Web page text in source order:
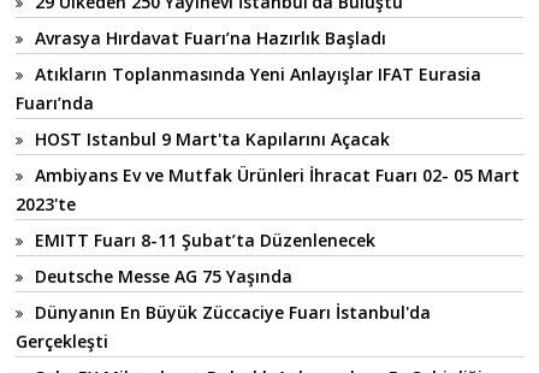
Avrasya Hırdavat Fuarı’na Hazırlık Başladı
Atıkların Toplanmasında Yeni Anlayışlar IFAT Eurasia
Fuarı’nda
HOST Istanbul 9 Mart'ta Kapılarını Açacak
Ambiyans Ev ve Mutfak Ürünleri İhracat Fuarı 02- 05 Mart
2023'te
EMITT Fuarı 8-11 Şubat’ta Düzenlenecek
Deutsche Messe AG 75 Yaşında
Dünyanın En Büyük Züccaciye Fuarı İstanbul'da
Gerçekleşti